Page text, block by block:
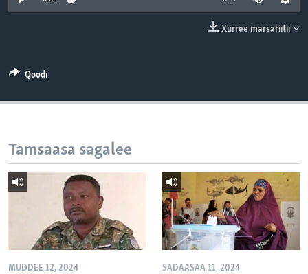
Xurree marsariitii
Qoodi
Tamsaasa sagalee
MUDDEE 12, 2024 SADAASAA 11, 2024